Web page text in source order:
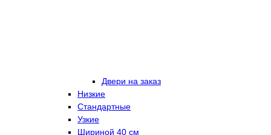
Двери на заказ
Низкие
Стандартные
Узкие
Шириной 40 см